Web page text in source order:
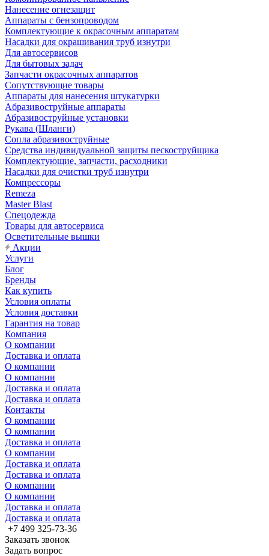
Нанесение огнезащит
Аппараты с бензопроводом
Комплектующие к окрасочным аппаратам
Насадки для окрашивания труб изнутри
Для автосервисов
Для бытовых задач
Запчасти окрасочных аппаратов
Сопутствующие товары
Аппараты для нанесения штукатурки
Aбразивоструйные аппараты
Абразивоструйные установки
Рукава (Шланги)
Сопла абразивоструйные
Средства индивидуальной защиты пескоструйщика
Комплектующие, запчасти, расходники
Насадки для очистки труб изнутри
Компрессоры
Remeza
Master Blast
Спецодежда
Товары для автосервиса
Осветительные вышки
Акции
Услуги
Блог
Бренды
Как купить
Условия оплаты
Условия доставки
Гарантия на товар
Компания
О компании
Доставка и оплата
О компании
О компании
Доставка и оплата
Доставка и оплата
Контакты
О компании
О компании
Доставка и оплата
О компании
Доставка и оплата
Доставка и оплата
О компании
О компании
Доставка и оплата
Доставка и оплата
+7 499 325-73-36
Заказать звонок
Задать вопрос